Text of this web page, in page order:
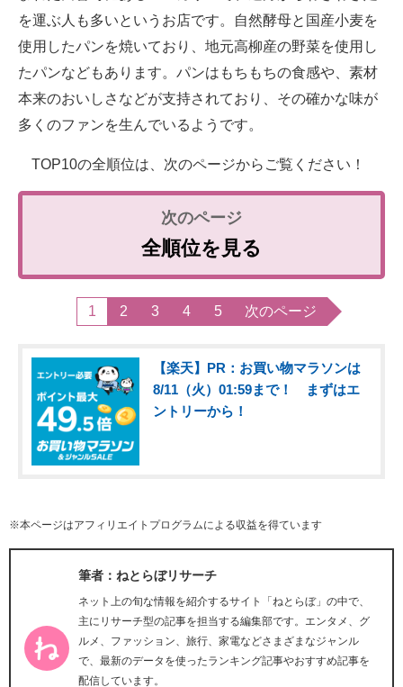
を運ぶ人も多いというお店です。自然酵母と国産小麦を
使用したパンを焼いており、地元高柳産の野菜を使用し
たパンなどもあります。パンはもちもちの食感や、素材
本来のおいしさなどが支持されており、その確かな味が
多くのファンを生んでいるようです。
TOP10の全順位は、次のページからご覧ください！
全順位を見る
1 2 3 4 5 次のページ
【楽天】PR：お買い物マラソンは
8/11（火）01:59まで！ まずはエ
ントリーから！
※本ページはアフィリエイトプログラムによる収益を得ています
筆者：ねとらぼリサーチ
ネット上の旬な情報を紹介するサイト「ねとらぼ」の中で、
主にリサーチ型の記事を担当する編集部です。エンタメ、グ
ルメ、ファッション、旅行、家電などさまざまなジャンル
で、最新のデータを使ったランキング記事やおすすめ記事を
配信しています。